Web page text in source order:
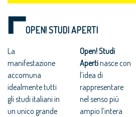
OPEN! STUDI APERTI
La
manifestazione
accomuna
idealmente tutti
gli studi italiani in
un unico grande
Open! Studi
Apertinasce con
l’idea di
rappresentare
nel senso più
ampio l’intera